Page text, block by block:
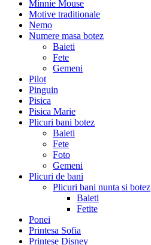
Minnie Mouse
Motive traditionale
Nemo
Numere masa botez
Baieti
Fete
Gemeni
Pilot
Pinguin
Pisica
Pisica Marie
Plicuri bani botez
Baieti
Fete
Foto
Gemeni
Plicuri de bani
Plicuri bani nunta si botez
Baieti
Fetite
Ponei
Printesa Sofia
Printese Disney